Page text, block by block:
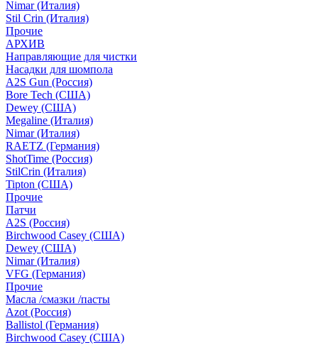
Nimar (Италия)
Stil Crin (Италия)
Прочие
АРХИВ
Направляющие для чистки
Насадки для шомпола
A2S Gun (Россия)
Bore Tech (США)
Dewey (США)
Megaline (Италия)
Nimar (Италия)
RAETZ (Германия)
ShotTime (Россия)
StilCrin (Италия)
Tipton (США)
Прочие
Патчи
A2S (Россия)
Birchwood Casey (США)
Dewey (США)
Nimar (Италия)
VFG (Германия)
Прочие
Масла /смазки /пасты
Azot (Россия)
Ballistol (Германия)
Birchwood Casey (США)